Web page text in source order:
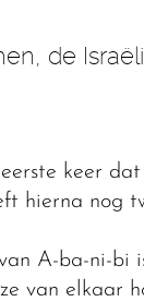
de
keer
hierna nog
A-ba-ni-bi
van elkaar